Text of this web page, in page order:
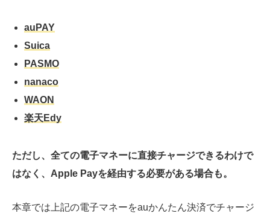
auPAY
Suica
PASMO
nanaco
WAON
楽天Edy
ただし、全ての電子マネーに直接チャージできるわけで
はなく、Apple Payを経由する必要がある場合も。
本章では上記の電子マネーをauかんたん決済でチャージ